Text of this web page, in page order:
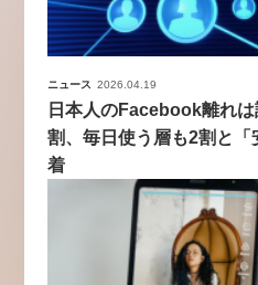
ニュース 2026.04.19
日本人のFacebook離れ
割、毎日使う層も2割と
着